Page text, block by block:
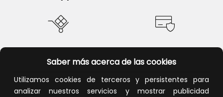
Saber más acerca de las cookies
Utilizamos cookies de terceros y persistentes para
analizar nuestros servicios y mostrar publicidad